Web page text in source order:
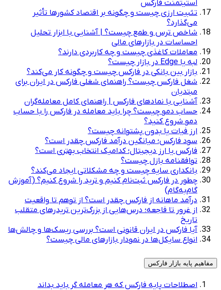
استیتمنت فارکس
تثبیت ارزی چیست و چگونه بر اقتصاد کشورها تأثیر
می‌گذارد؟
شاخص ترس و طمع چیست؟ | آشنایی با ابزار تحلیل
احساسات در بازارهای مالی
معاملات کاغذی چیست و چه کاربردی دارند؟
لبه یا Edge در بازار چیست؟
بازار بین بانکی در فارکس چیست و چگونه کار می‌کند؟
شغل فارکس چیست؟ راهنمای شغلی فارکس در ایران برای
مبتدیان
آشنایی با نمادهای فارکس | راهنمای کامل معامله‌گران
حساب دمو چیست؟ چرا باید معامله در فارکس را با حساب
دمو شروع کنید؟
ارز فیات یا بدون پشتوانه چیست؟
سود فارکس؛ میانگین درآمد فارکس چقدر است؟
فارکس یا ارز دیجیتال؛ کدامیک انتخاب بهتری است؟
توافقنامه بازل چیست؟
بانکداری سایه چیست و چه مشکلاتی ایجاد می‌کند؟
چطور در فارکس ثبت‌نام کنیم و ترید را شروع کنیم؟ (آموزش
گام‌به‌گام)
درآمد ماهانه از فارکس چقدر است؟ از توهم تا واقعیت
از غرور تا فاجعه؛ درس‌هایی از بزرگ‌ترین تریدرهای متقلب
تاریخ
آیا فارکس در ایران قانونی است؟ بررسی ریسک‌ها و چالش‌ها
انواع سایکل‌ها در نمودار بازارهای مالی چیست؟
مفاهیم پایه بازار فارکس
اصطلاحات پایه فارکس که هر معامله گر باید بداند